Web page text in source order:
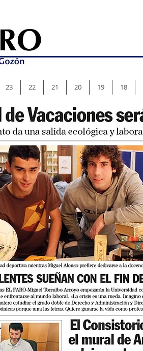
23 22 21 20 19 18